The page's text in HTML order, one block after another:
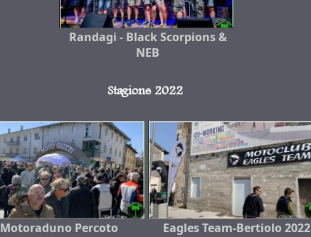
Randagi - Black Scorpions &
NEB
Stagione 2022
Motoraduno Percoto Eagles Team-Bertiolo 2022